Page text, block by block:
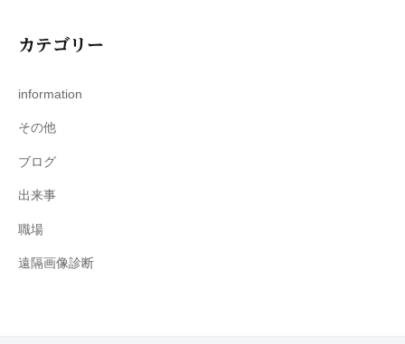
カテゴリー
information
その他
ブログ
出来事
職場
遠隔画像診断